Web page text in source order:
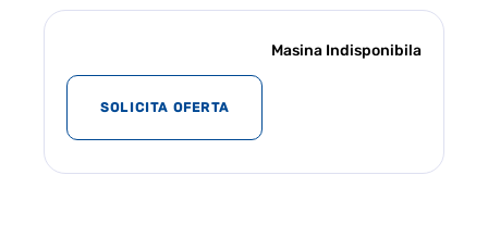
Masina Indisponibila
SOLICITA OFERTA